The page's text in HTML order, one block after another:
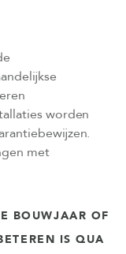
worden
met
BOUWJAAR OF
IS QUA